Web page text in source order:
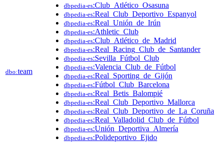
dbo:team
dbpedia-es:Club_Atlético_Osasuna
dbpedia-es:Real_Club_Deportivo_Espanyol
dbpedia-es:Real_Unión_de_Irún
dbpedia-es:Athletic_Club
dbpedia-es:Club_Atlético_de_Madrid
dbpedia-es:Real_Racing_Club_de_Santander
dbpedia-es:Sevilla_Fútbol_Club
dbpedia-es:Valencia_Club_de_Fútbol
dbpedia-es:Real_Sporting_de_Gijón
dbpedia-es:Fútbol_Club_Barcelona
dbpedia-es:Real_Betis_Balompié
dbpedia-es:Real_Club_Deportivo_Mallorca
dbpedia-es:Real_Club_Deportivo_de_La_Coruña
dbpedia-es:Real_Valladolid_Club_de_Fútbol
dbpedia-es:Unión_Deportiva_Almería
dbpedia-es:Polideportivo_Ejido